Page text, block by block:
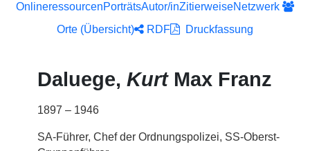
OnlineressourcenPorträtsAutor/inZitierweiseNetzwerk
Orte (Übersicht)
RDF Druckfassung
Daluege, KurtMax Franz
1897 – 1946
SA-Führer, Chef der Ordnungspolizei, SS-Oberst-